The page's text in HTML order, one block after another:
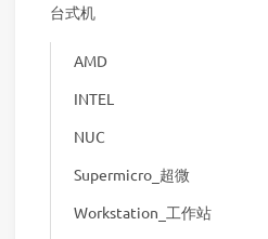
台式机
AMD
INTEL
NUC
Supermicro_超微
Workstation_工作站